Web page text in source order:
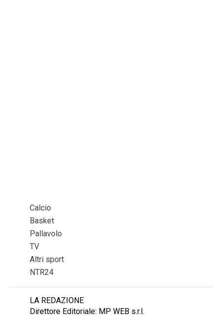
Calcio
Basket
Pallavolo
TV
Altri sport
NTR24
LA REDAZIONE
Direttore Editoriale: MP WEB s.r.l.